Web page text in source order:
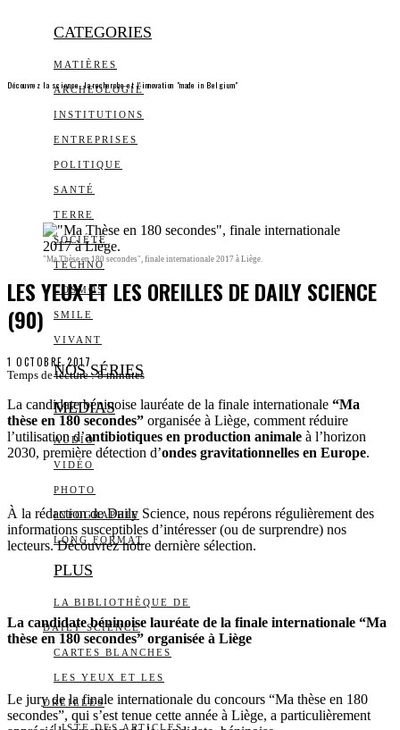
CATEGORIES
MATIÈRES
ARCHEOLOGIE
INSTITUTIONS
ENTREPRISES
POLITIQUE
SANTÉ
TERRE
SOCIÉTÉ
TECHNO
COSMOS
SMILE
VIVANT
NOS SÉRIES
MEDIAS
AUDIO
VIDÉO
PHOTO
INFOGRAPHIE
LONG FORMAT
PLUS
LA BIBLIOTHÈQUE DE
DAILY SCIENCE
CARTES BLANCHES
LES YEUX ET LES
OREILLES
LISTE DES ARTICLES
Découvrez la science, la recherche et l’innovation "made in Belgium"
"Ma Thèse en 180 secondes", finale internationale 2017 à Liège.
LES YEUX ET LES OREILLES DE DAILY SCIENCE
(90)
1 OCTOBRE 2017
Temps de lecture :8 minutes
La candidate béninoise lauréate de la finale internationale “Ma
thèse en 180 secondes” organisée à Liège, comment réduire
l’utilisation d’antibiotiques en production animale à l’horizon
2030, première détection d’ondes gravitationnelles en Europe.
À la rédaction de Daily Science, nous repérons régulièrement des
informations susceptibles d’intéresser (ou de surprendre) nos
lecteurs. Découvrez notre dernière sélection.
La candidate béninoise lauréate de la finale internationale “Ma
thèse en 180 secondes” organisée à Liège
Le jury de la finale internationale du concours “Ma thèse en 180
secondes”, qui s’est tenue cette année à Liège, a particulièrement